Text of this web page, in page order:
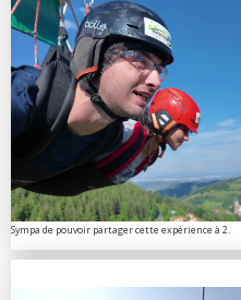
Sympa de pouvoir partager cette expérience à 2.